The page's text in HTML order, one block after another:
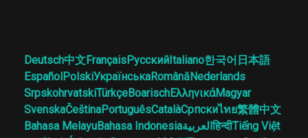
Deutsch中文FrançaisРусскийItaliano한국어 日本語
EspañolPolskiУкраїнськаRomânăNederlands
SrpskohrvatskiTürkçeBoarischΕλληνικάMagyar
SvenskaČeštinaPortuguêsCatalàСрпскиไทย繁體中文
Bahasa MelayuBahasa Indonesiaالعربيةहिन्दीTiếng Việt